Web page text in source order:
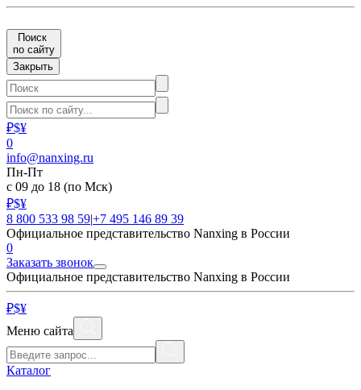
Поиск
по сайту
Закрыть
₽$¥
0
info@nanxing.ru
Пн-Пт
с 09 до 18 (по Мск)
₽$¥
8 800 533 98 59|+7 495 146 89 39
Официальное представительство Nanxing в России
0
Заказать звонок
Официальное представительство Nanxing в России
₽$¥
Меню сайта
Каталог